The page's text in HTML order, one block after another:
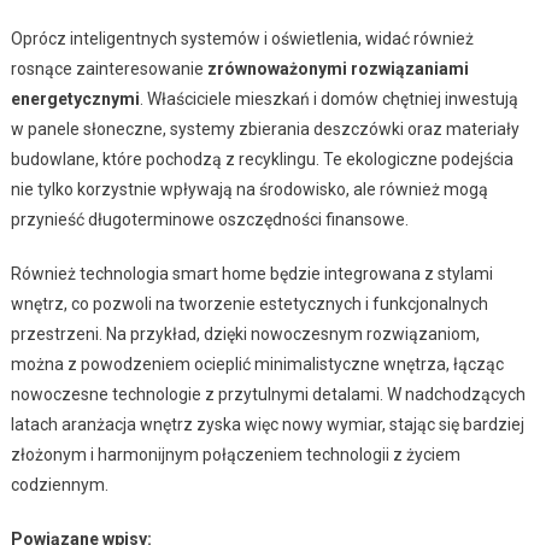
Oprócz inteligentnych systemów i oświetlenia, widać również
rosnące zainteresowanie zrównoważonymi rozwiązaniami
energetycznymi . Właściciele mieszkań i domów chętniej inwestują
w panele słoneczne, systemy zbierania deszczówki oraz materiały
budowlane, które pochodzą z recyklingu. Te ekologiczne podejścia
nie tylko korzystnie wpływają na środowisko, ale również mogą
przynieść długoterminowe oszczędności finansowe.
Również technologia smart home będzie integrowana z stylami
wnętrz, co pozwoli na tworzenie estetycznych i funkcjonalnych
przestrzeni. Na przykład, dzięki nowoczesnym rozwiązaniom,
można z powodzeniem ocieplić minimalistyczne wnętrza, łącząc
nowoczesne technologie z przytulnymi detalami. W nadchodzących
latach aranżacja wnętrz zyska więc nowy wymiar, stając się bardziej
złożonym i harmonijnym połączeniem technologii z życiem
codziennym.
Powiązane wpisy: